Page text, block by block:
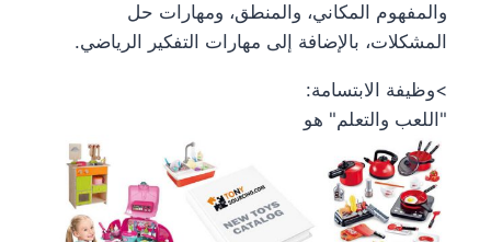
والمفهوم المكاني، والمنطق، ومهارات حل
المشكلات، بالإضافة إلى مهارات التفكير الرياضي.
>وظيفة الابتسامة:
"اللعب والتعلم" هو